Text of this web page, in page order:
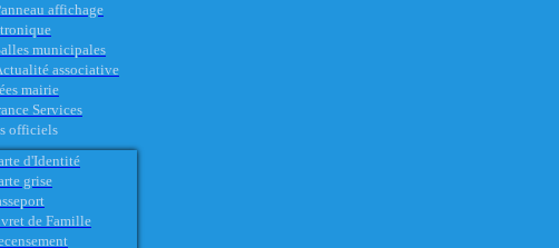
affichage
municipales
associative
mairie
Services
officiels
d'Identité
grise
de Famille